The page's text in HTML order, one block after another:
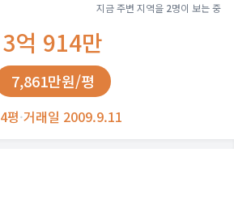
지금 주변 지역을 2명이 보는 중
3억 914만
7,861만원/평
4평·거래일 2009.9.11